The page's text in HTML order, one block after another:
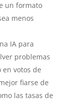
un formato
menos
IA para
problemas
en votos de
fiarse de
las tasas de